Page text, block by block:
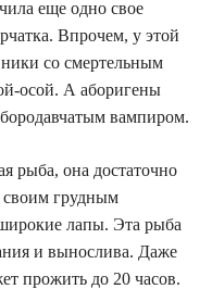
еще одно свое
Впрочем, у этой
со смертельным
осой. А аборигены
вампиром.
рыба, она достаточно
своим грудным
лапы. Эта рыба
и вынослива. Даже
прожить до 20 часов.